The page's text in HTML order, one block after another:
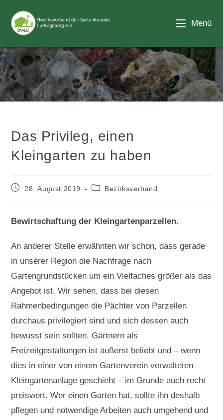
Inhalt
springen
Menü
Blog
Das Privileg, einen
Kleingarten zu haben
Beitrag28. August 2019
Beitrags-
Bezirksverband
Bewirtschaftung der Kleingartenparzellen.
An anderer Stelle erwähnten wir schon, dass gerade
in unserer Region die Nachfrage nach
Gartengrundstücken um ein Vielfaches größer als das
Angebot ist. Wir sehen, dass bei diesen
Rahmenbedingungen die Pächter von Parzellen
durchaus privilegiert sind und sich dessen auch
bewusst sein sollten. Gärtnern als
Freizeitgestaltungen ist äußerst beliebt und – wenn
dies in einer von einem Gartenverein verwalteten
Kleingartenanlage geschieht – im Grunde auch recht
preiswert. Wer einen Garten hat, sollte ihn deshalb
pflegen und notwendige Arbeiten auch umgehend und